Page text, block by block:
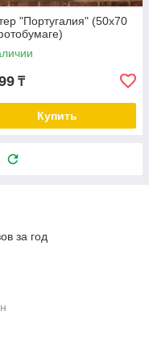
"Португалия" (50х70
₸
Купить
за год